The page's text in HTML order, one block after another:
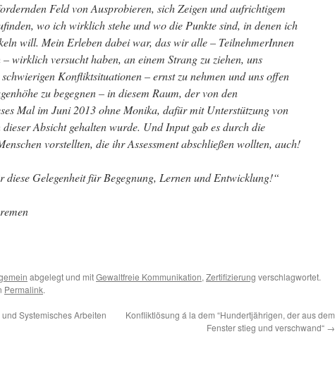
Feld von Ausprobieren, sich Zeigen und aufrichtigem
wo ich wirklich stehe und wo die Punkte sind, in denen ich
will. Mein Erleben dabei war, das wir alle – TeilnehmerInnen
– wirklich versucht haben, an einem Strang zu ziehen, uns
Konfliktsituationen – ernst zu nehmen und uns offen
zu begegnen – in diesem Raum, der von den
Mal im Juni 2013 ohne Monika, dafür mit Unterstützung von
Absicht gehalten wurde. Und Input gab es durch die
vorstellten, die ihr Assessment abschließen wollten, auch!
diese Gelegenheit für Begegnung, Lernen und Entwicklung!“
abgelegt und mitGewaltfreie Kommunikation, Zertifizierung verschlagwortet.
Permalink.
Systemisches Arbeiten
Konfliktlösung á la dem “Hundertjährigen, der aus dem
Fenster stieg und verschwand“ →